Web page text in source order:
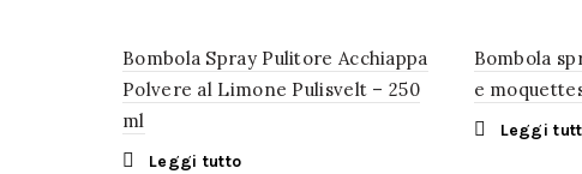
Bombola Spray Pulitore Acchiappa
Polvere al Limone Pulisvelt – 250
ml
Leggi tutto
Bombola
e
Leggi